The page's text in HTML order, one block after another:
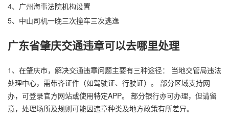
4、 广州海事法院机构设置
5、 中山司机一晚三次撞车三次逃逸
广东省肇庆交通违章可以去哪里处理
1、在肇庆市，解决交通违章问题主要有三种途径： 当地交管局违法
处理中心，需带齐证件（如驾驶证、行驶证）。 部分区域支持网
办，可登录官方网站或使用特定APP。 部分银行亦可办理，但请留
意，处理场所及规则可能因违章种类及地方政策有所差异。